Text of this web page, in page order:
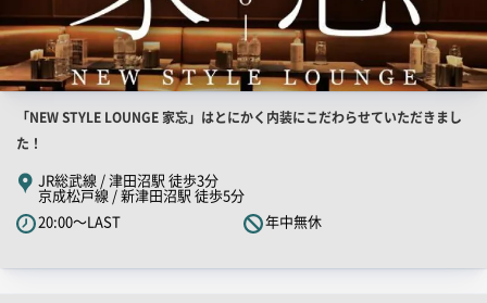
店
舗
PR
キ
ャ
チ
「NEW STYLE LOUNGE 家忘」はとにかく内装にこだわらせていただきまし
た！
JR総武線 / 津田沼駅 徒歩3分
京成松戸線 / 新津田沼駅 徒歩5分
20:00～LAST
年中無休